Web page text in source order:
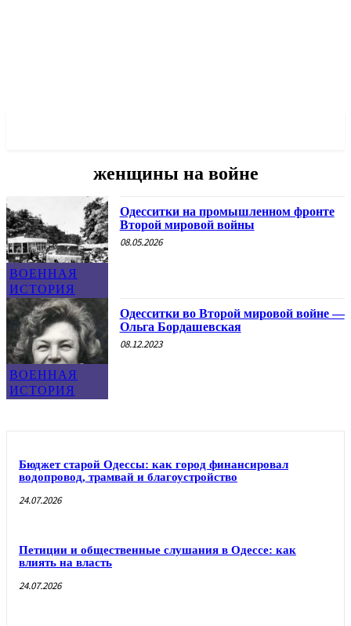
женщины на войне
ВОЕННАЯ
ИСТОРИЯ
Одесситки на промышленном фронте
Второй мировой войны
08.05.2026
ВОЕННАЯ
ИСТОРИЯ
Одесситки во Второй мировой войне —
Ольга Бордашевская
08.12.2023
Бюджет старой Одессы: как город финансировал
водопровод, трамвай и благоустройство
24.07.2026
Петиции и общественные слушания в Одессе: как
влиять на власть
24.07.2026